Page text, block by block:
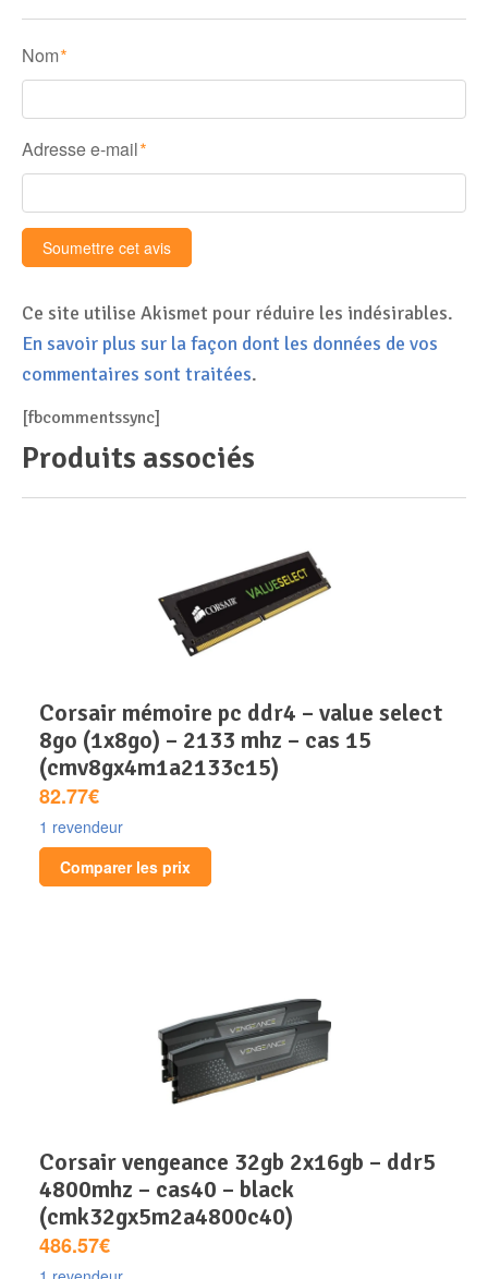
Nom *
Adresse e-mail *
Ce site utilise Akismet pour réduire les indésirables.
En savoir plus sur la façon dont les données de vos
commentaires sont traitées.
[fbcommentssync]
Produits associés
corsair mémoire pc ddr4 – value select
8go (1x8go) – 2133 mhz – cas 15
(cmv8gx4m1a2133c15)
82.77€
1 revendeur
Comparer les prix
corsair vengeance 32gb 2x16gb – ddr5
4800mhz – cas40 – black
(cmk32gx5m2a4800c40)
486.57€